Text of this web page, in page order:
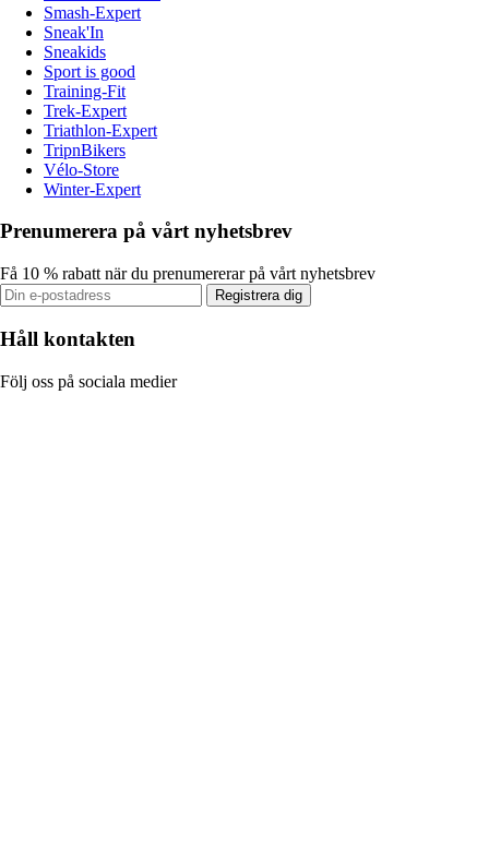
Smash-Expert
Sneak'In
Sneakids
Sport is good
Training-Fit
Trek-Expert
Triathlon-Expert
TripnBikers
Vélo-Store
Winter-Expert
Prenumerera på vårt nyhetsbrev
Få 10 % rabatt när du prenumererar på vårt nyhetsbrev
Registrera dig
Håll kontakten
Följ oss på sociala medier